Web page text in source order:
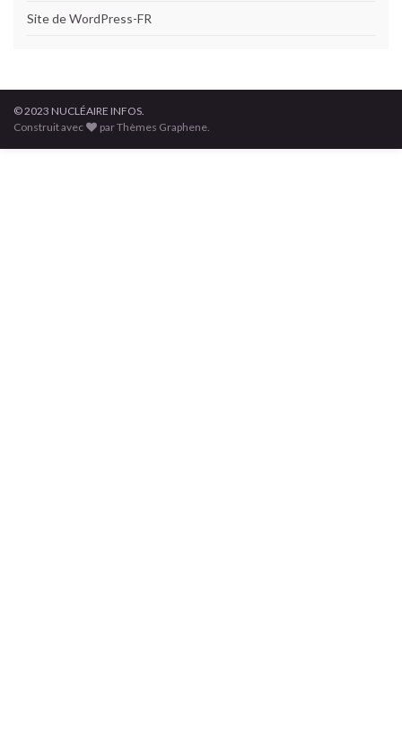
Site de WordPress-FR
© 2023 NUCLÉAIRE INFOS.
Construit avec
par Thèmes Graphene.